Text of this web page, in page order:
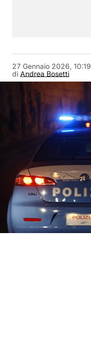
di Andrea Bosetti
27 Gennaio 2026, 10:19